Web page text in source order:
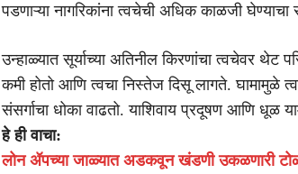
पडणाऱ्या नागरिकांना त्वचेची अधिक काळजी
उन्हाळ्यात सूर्याच्या अतिनील किरणांचा त्वचेवर थेट
कमी होतो आणि त्वचा निस्तेज दिसू लागते. घामामुळे
संसर्गाचा धोका वाढतो. याशिवाय प्रदूषण आणि धूळ
हे ही वाचा:
लोन ॲपच्या जाळ्यात अडकवून खंडणी उकळणारी